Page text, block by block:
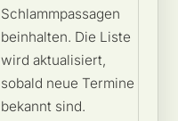
Schlammpassagen
beinhalten. Die Liste
wird aktualisiert,
sobald neue Termine
bekannt sind.